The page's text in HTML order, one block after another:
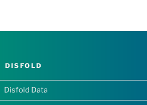
DISFOLD
Disfold Data